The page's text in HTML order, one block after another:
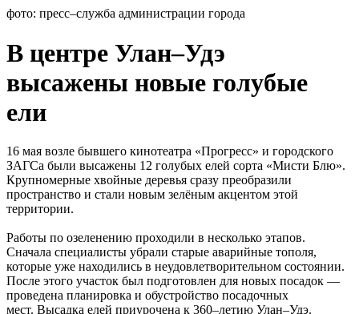
фото: пресс–служба администрации города
В центре Улан–Удэ
высажены новые голубые
ели
16 мая возле бывшего кинотеатра «Прогресс» и городского
ЗАГСа были высажены 12 голубых елей сорта «Мисти Блю».
Крупномерные хвойные деревья сразу преобразили
пространство и стали новым зелёным акцентом этой
территории.
Работы по озеленению проходили в несколько этапов.
Сначала специалисты убрали старые аварийные тополя,
которые уже находились в неудовлетворительном состоянии.
После этого участок был подготовлен для новых посадок —
проведена планировка и обустройство посадочных
мест. Высадка елей приурочена к 360–летию Улан–Удэ.